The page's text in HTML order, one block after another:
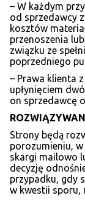
– W każdym
od sprzedawcy
kosztów
przenoszenia
związku ze
poprzedniego
– Prawa klienta
upłynięciem
on sprzedawcę
ROZWI
Strony będą
porozumieniu,
skargi mailowo
decyzję
przypadku, gdy
w kwestii sporu,